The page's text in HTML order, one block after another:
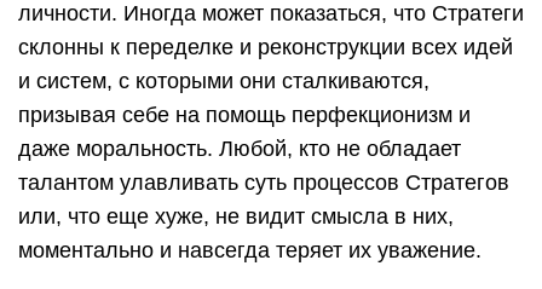
личности. Иногда может показаться, что Стратеги
склонны к переделке и реконструкции всех идей
и систем, с которыми они сталкиваются,
призывая себе на помощь перфекционизм и
даже моральность. Любой, кто не обладает
талантом улавливать суть процессов Стратегов
или, что еще хуже, не видит смысла в них,
моментально и навсегда теряет их уважение.